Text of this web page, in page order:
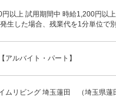
円以上 試用期間中 時給1,200円以
生した場合、残業代を1分単位で
アルバイト・パート】
ムリビング 埼玉蓮田 （埼玉県蓮